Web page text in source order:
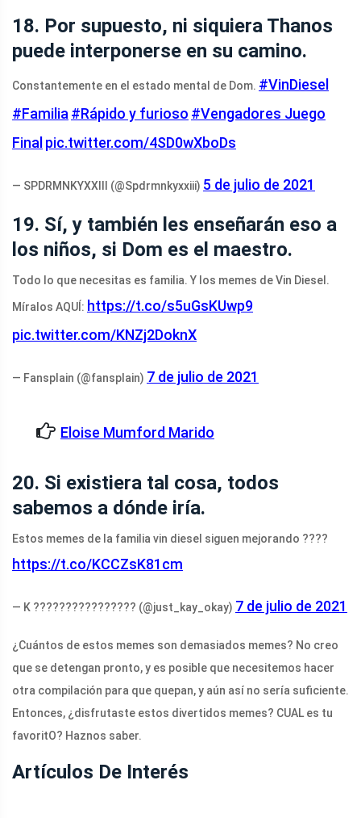
18. Por supuesto, ni siquiera Thanos
puede interponerse en su camino.
Constantemente en el estado mental de Dom. #VinDiesel
#Familia #Rápido y furioso #Vengadores Juego
Final pic.twitter.com/4SD0wXboDs
— SPDRMNKYXXIII (@Spdrmnkyxxiii) 5 de julio de 2021
19. Sí, y también les enseñarán eso a
los niños, si Dom es el maestro.
Todo lo que necesitas es familia. Y los memes de Vin Diesel.
Míralos AQUÍ: https://t.co/s5uGsKUwp9
pic.twitter.com/KNZj2DoknX
— Fansplain (@fansplain) 7 de julio de 2021
Eloise Mumford Marido
20. Si existiera tal cosa, todos
sabemos a dónde iría.
Estos memes de la familia vin diesel siguen mejorando ????
https://t.co/KCCZsK81cm
— K ???????????????? (@just_kay_okay) 7 de julio de 2021
¿Cuántos de estos memes son demasiados memes? No creo
que se detengan pronto, y es posible que necesitemos hacer
otra compilación para que quepan, y aún así no sería suficiente.
Entonces, ¿disfrutaste estos divertidos memes? CUAL es tu
favoritO? Haznos saber.
Artículos De Interés